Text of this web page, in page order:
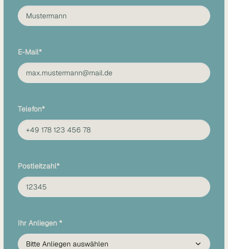
E-Mail*
Telefon*
Postleitzahl*
Ihr Anliegen *